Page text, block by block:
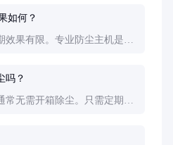
如何？
效果有限。专业防尘主机是从
吗？
常无需开箱除尘。只需定期清